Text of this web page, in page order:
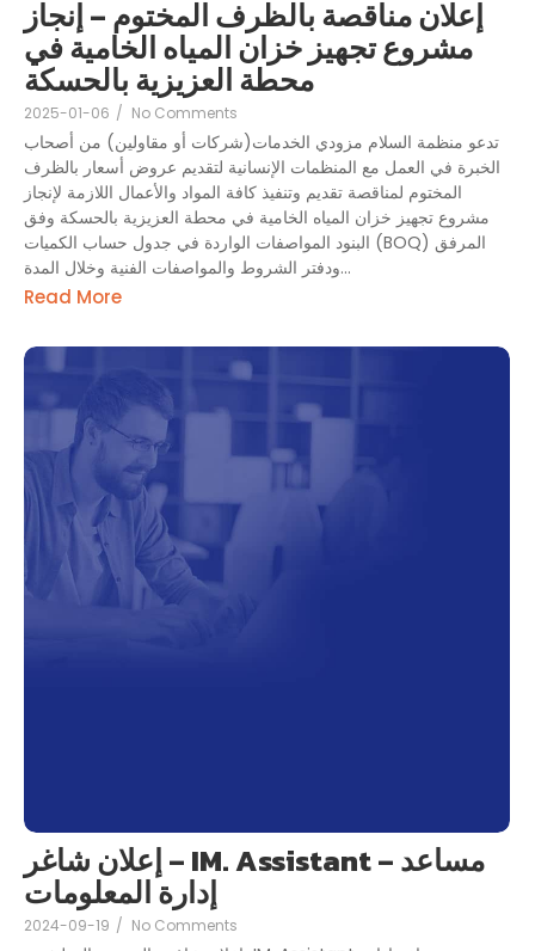
إعلان مناقصة بالظرف المختوم – إنجاز
مشروع تجهيز خزان المياه الخامية في
محطة العزيزية بالحسكة
2025-01-06 / No Comments
تدعو منظمة السلام مزودي الخدمات(شركات أو مقاولين) من أصحاب
الخبرة في العمل مع المنظمات الإنسانية لتقديم عروض أسعار بالظرف
المختوم لمناقصة تقديم وتنفيذ كافة المواد والأعمال اللازمة لإنجاز
مشروع تجهيز خزان المياه الخامية في محطة العزيزية بالحسكة وفق
البنود المواصفات الواردة في جدول حساب الكميات (BOQ) المرفق
ودفتر الشروط والمواصفات الفنية وخلال المدة...
Read More
إعلان شاغر – IM. Assistant – مساعد
إدارة المعلومات
2024-09-19 / No Comments